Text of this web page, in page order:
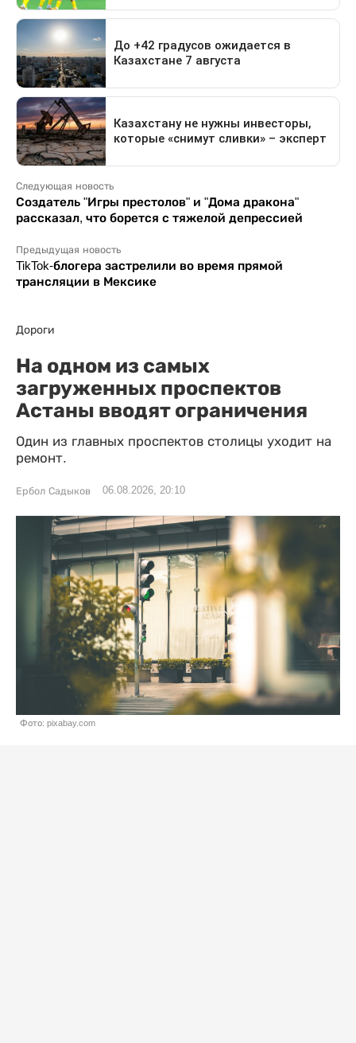
Следующая новость
Создатель "Игры престолов" и "Дома дракона"
рассказал, что борется с тяжелой депрессией
Предыдущая новость
TikTok-блогера застрелили во время прямой
трансляции в Мексике
Дороги
На одном из самых
загруженных проспектов
Астаны вводят ограничения
Один из главных проспектов столицы уходит на
ремонт.
Ербол Садыков 06.08.2026, 20:10
Фото: pixabay.com